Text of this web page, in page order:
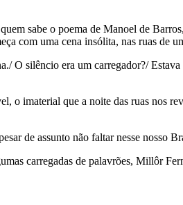
sabe o poema de Manoel de
com uma cena insólita, nas ruas
O silêncio era um carregador?/
o imaterial que a noite das ruas nos
de assunto não faltar nesse nosso
carregadas de palavrões, Millôr